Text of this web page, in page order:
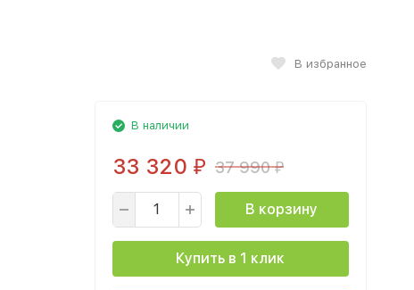
В избранное
В наличии
33 320 ₽ 37 990₽
В корзину
Купить в 1 клик